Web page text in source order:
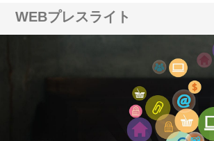
WEBプレスライト